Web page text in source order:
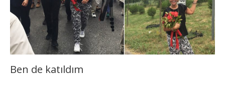
Ben de katıldım